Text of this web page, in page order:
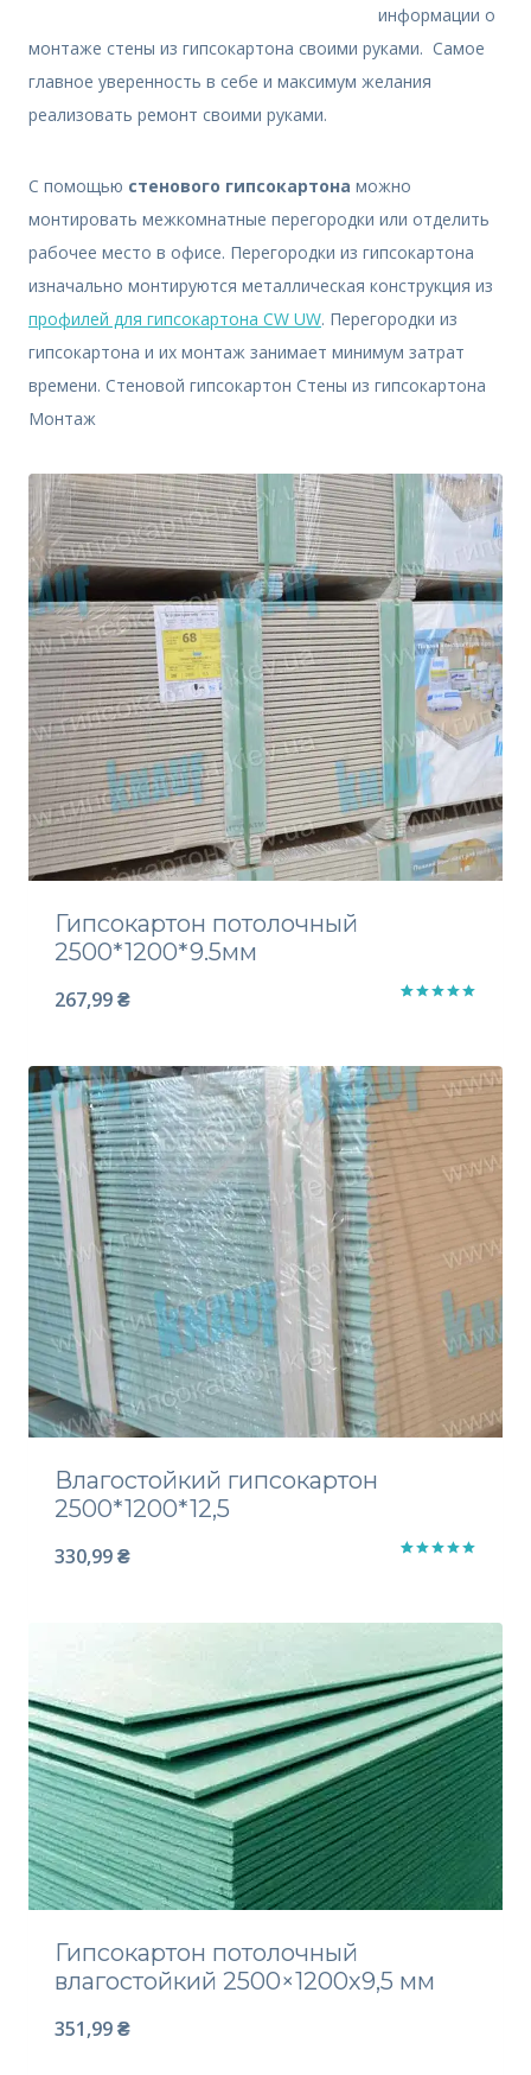
информации о
монтаже стены из гипсокартона своими руками. Самое
главное уверенность в себе и максимум желания
реализовать ремонт своими руками.
С помощью стенового гипсокартона можно
монтировать межкомнатные перегородки или отделить
рабочее место в офисе. Перегородки из гипсокартона
изначально монтируются металлическая конструкция из
профилей для гипсокартона CW UW. Перегородки из
гипсокартона и их монтаж занимает минимум затрат
времени. Стеновой гипсокартон Стены из гипсокартона
Монтаж
Гипсокартон потолочный
2500*1200*9.5мм
пользовате
лей
267,99₴
Влагостойкий гипсокартон
2500*1200*12,5
пользовате
330,99₴
Гипсокартон потолочный
влагостойкий 2500×1200х9,5 мм
351,99₴